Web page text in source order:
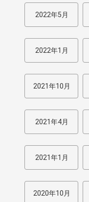
2022年5月
2022年1月
2021年10月
2021年4月
2021年1月
2020年10月